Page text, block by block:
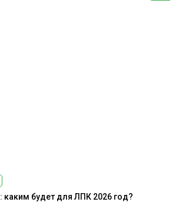
каким будет для ЛПК 2026 год?